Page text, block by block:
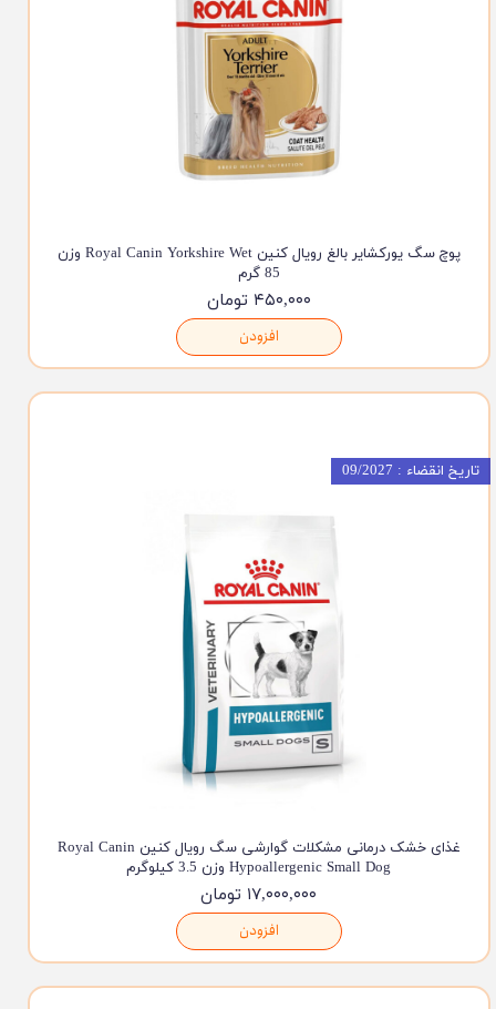
پوچ سگ یورکشایر بالغ رویال کنین Royal Canin Yorkshire Wet وزن
85 گرم
۴۵۰,۰۰۰ تومان
افزودن
غذای خشک درمانی مشکلات گوارشی سگ رویال کنین Royal Canin
Hypoallergenic Small Dog وزن 3.5 کیلوگرم
۱۷,۰۰۰,۰۰۰ تومان
افزودن
تاریخ انقضاء : 09/2027